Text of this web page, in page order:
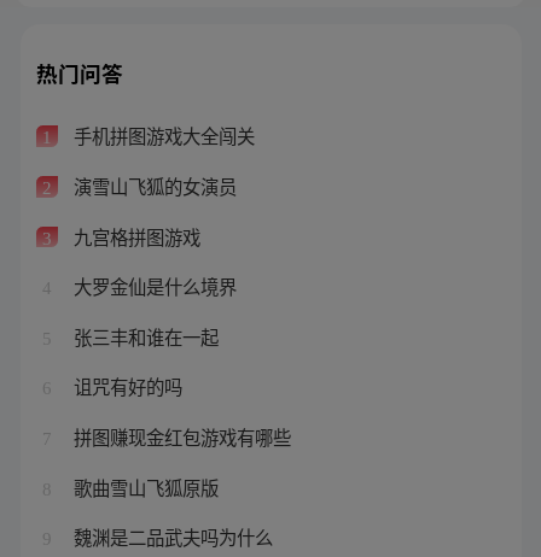
热门问答
1 手机拼图游戏大全闯关
2 演雪山飞狐的女演员
3 九宫格拼图游戏
4 大罗金仙是什么境界
5 张三丰和谁在一起
6 诅咒有好的吗
7 拼图赚现金红包游戏有哪些
8 歌曲雪山飞狐原版
9 魏渊是二品武夫吗为什么